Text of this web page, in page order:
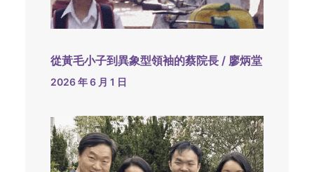
從黃毛小子到異象型領袖的蔡院長 / 廖炳堂
2026 年 6 月 1 日